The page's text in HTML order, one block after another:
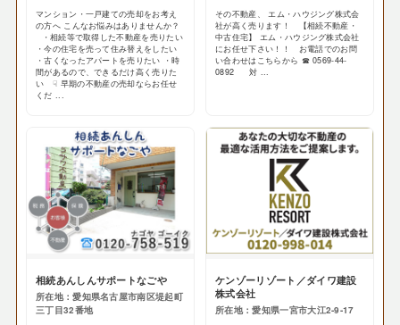
マンション・一戸建ての売却をお考え
の方へ こんなお悩みはありませんか？
・相続等で取得した不動産を売りたい
・今の住宅を売って住み替えをしたい
・古くなったアパートを売りたい ・時
間があるので、できるだけ高く売りた
い ☟ 早期の不動産の売却ならお任せ
くだ ...
その不動産、 エム・ハウジング株式会
社が高く売ります！ 【相続不動産・
中古住宅】 エム・ハウジング株式会社
にお任せ下さい！！ お電話でのお問
い合わせはこちらから ☎ 0569-44-
0892 対 ...
相続あんしんサポートなごや
所在地：愛知県名古屋市南区堤起町
三丁目32番地
ケンゾーリゾート／ダイワ建設
株式会社
所在地：愛知県一宮市大江2-9-17